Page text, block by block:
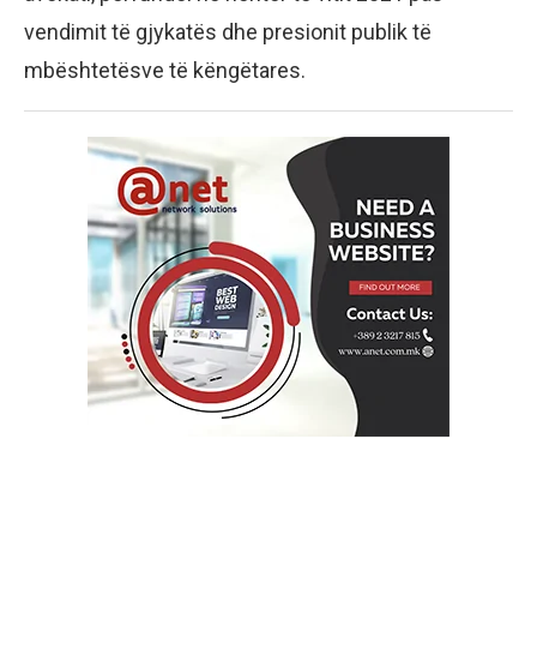
vendimit të gjykatës dhe presionit publik të
mbështetësve të këngëtares.